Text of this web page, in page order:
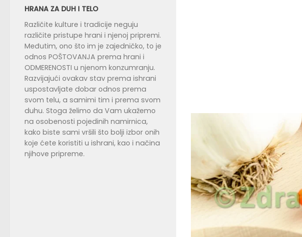
HRANA ZA DUH I TELO
Različite kulture i tradicije neguju
različite pristupe hrani i njenoj pripremi.
Međutim, ono što im je zajedničko, to je
odnos POŠTOVANJA prema hrani i
ODMERENOSTI u njenom konzumranju.
Razvijajući ovakav stav prema ishrani
uspostavljate dobar odnos prema
svom telu, a samimi tim i prema svom
duhu. Stoga želimo da Vam ukažemo
na osobenosti pojedinih namirnica,
kako biste sami vršili što bolji izbor onih
koje ćete koristiti u ishrani, kao i načina
njihove pripreme.